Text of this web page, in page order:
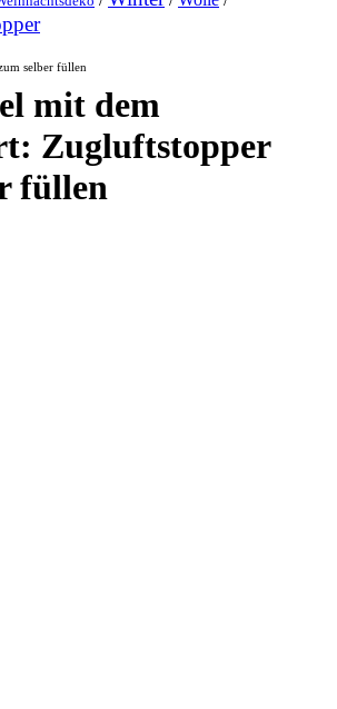
selber füllen
mit dem
Zugluftstopper
füllen